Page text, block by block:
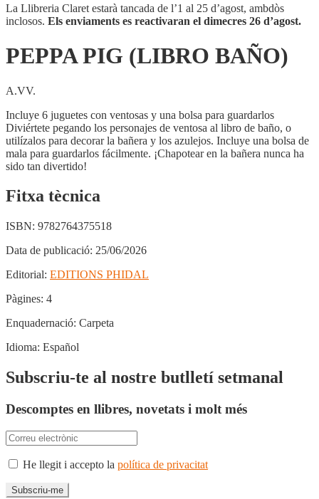
La Llibreria Claret estarà tancada de l’1 al 25 d’agost, ambdòs
inclosos. Els enviaments es reactivaran el dimecres 26 d’agost.
PEPPA PIG (LIBRO BAÑO)
A.VV.
Incluye 6 juguetes con ventosas y una bolsa para guardarlos
Diviértete pegando los personajes de ventosa al libro de baño, o
utilízalos para decorar la bañera y los azulejos. Incluye una bolsa de
mala para guardarlos fácilmente. ¡Chapotear en la bañera nunca ha
sido tan divertido!
Fitxa tècnica
ISBN: 9782764375518
Data de publicació: 25/06/2026
Editorial: EDITIONS PHIDAL
Pàgines: 4
Enquadernació: Carpeta
Idioma: Español
Subscriu-te al nostre butlletí setmanal
Descomptes en llibres, novetats i molt més
He llegit i accepto la política de privacitat